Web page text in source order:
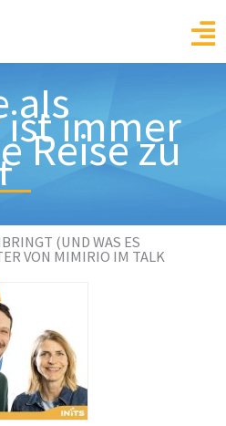
alsimmer
Reise zu
(UND WAS ES
VON MIMIRIO IM TALK